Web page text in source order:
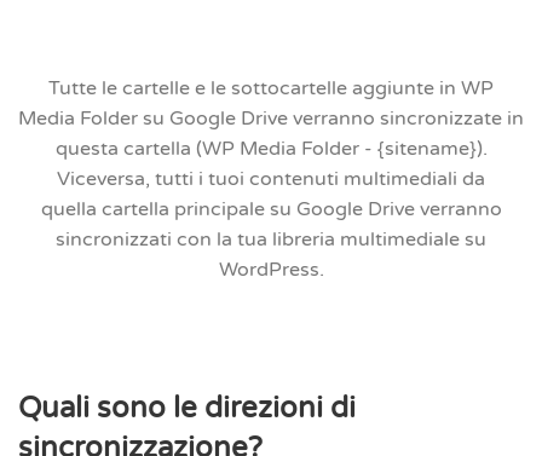
Tutte le cartelle e le sottocartelle aggiunte in WP
Media Folder su Google Drive verranno sincronizzate in
questa cartella (WP Media Folder - {sitename}).
Viceversa, tutti i tuoi contenuti multimediali da
quella cartella principale su Google Drive verranno
sincronizzati con la tua libreria multimediale su
WordPress.
Quali sono le direzioni di
sincronizzazione?